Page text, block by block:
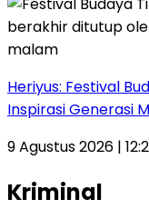
Heriyus: Festival
Inspirasi Generasi
9 Agustus 2026 |
Kriminal